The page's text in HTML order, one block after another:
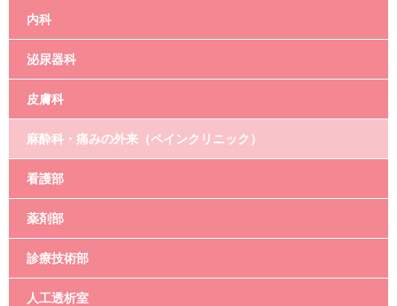
内科
泌尿器科
皮膚科
麻酔科・痛みの外来（ペインクリニック）
看護部
薬剤部
診療技術部
人工透析室